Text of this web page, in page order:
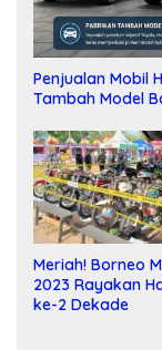
Penjualan Mobil
Tambah Model
Meriah! Borneo
2023 Rayakan
ke-2 Dekade